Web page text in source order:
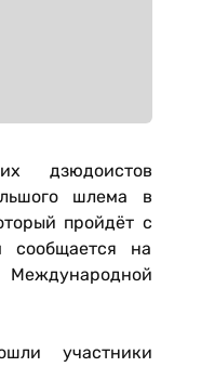
дзюдоистов
шлема в
пройдёт с
на
участники